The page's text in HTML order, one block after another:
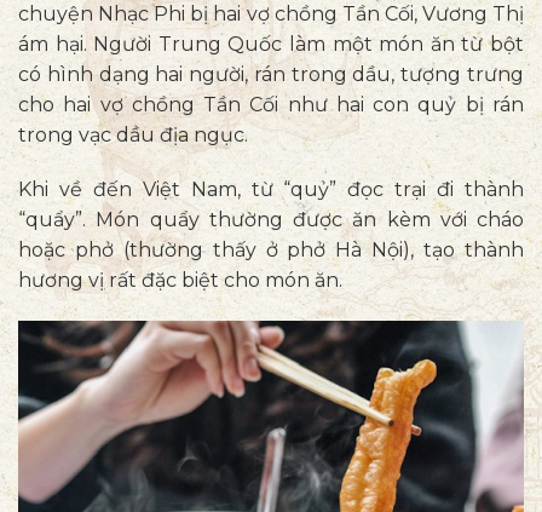
chuyện Nhạc Phi bị hai vợ chồng Tần Cối, Vương Thị
ám hại. Người Trung Quốc làm một món ăn từ bột
có hình dạng hai người, rán trong dầu, tượng trưng
cho hai vợ chồng Tần Cối như hai con quỷ bị rán
trong vạc dầu địa ngục.
Khi về đến Việt Nam, từ “quỷ” đọc trại đi thành
“quẩy”. Món quẩy thường được ăn kèm với cháo
hoặc phở (thường thấy ở phở Hà Nội), tạo thành
hương vị rất đặc biệt cho món ăn.